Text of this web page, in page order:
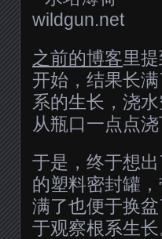
之前的博客里
开始，结果长
系的生长，浇
从瓶口一点点
于是，终于想
的塑料密封罐
满了也便于换
于观察根系生长